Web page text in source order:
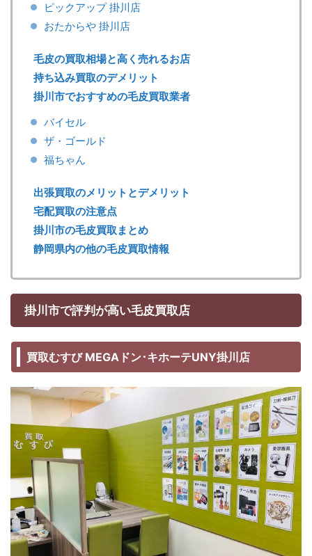
ピックアップ 掛川店
おたからや 掛川店
毛皮の買取相場と高く売れるお店
持ち込み買取のデメリット
掛川市でおすすめの毛皮買取業者
バイセル
ザ・ゴールド
福ちゃん
出張買取のメリットとデメリット
宅配買取の注意点
掛川市の毛皮買取まとめ
静岡県内の他の毛皮買取情報
掛川市で評判が高い毛皮買取店
買取むすび MEGAドン･キホーテUNY掛川店